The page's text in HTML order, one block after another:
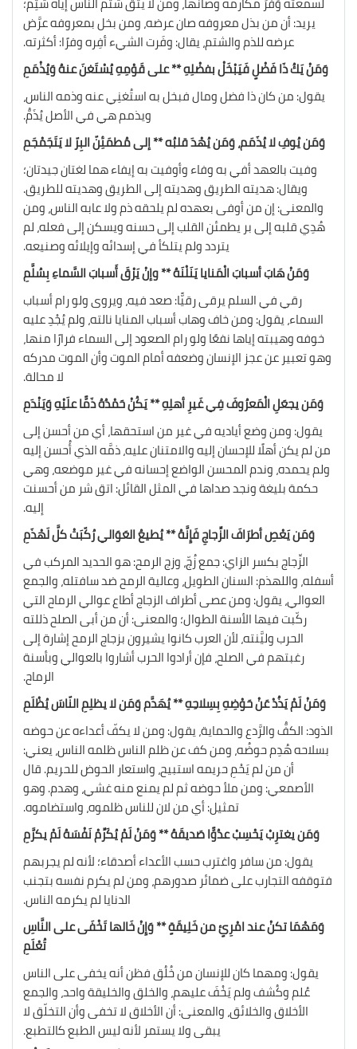
يريد: أن من بذل معروفه صان عرضه، ومن بخل بمعروفه عرَّض
عرضه للذم والشتم، يقال: وفَرت الشيء أفِره وفرًا: أكثرته.
وَمَنْ يَكُ ذَا فَضْلٍ فَيَبْخَلْ بفضْلِهِ ** على قَوْمِهِ يُسْتَغنَ عنهُ وَيُذْمَمِ
يقول: من كان ذا فضل ومال فبخل به استُغنِي عنه وذمه الناس،
ويذمم هي في الأصل يُذَمُّ.
وَمَن يُوفِ لا يُذَمَم، وَمَن يُهْدَ قلبُه ** إلى مُطمَئِنّ البِرّ لا يَتَجَمْجَمِ
وفيت بالعهد أفي به وفاء وأوفيت به إيفاء هما لغتان جيدتان؛
ويقال: هديته الطريق وهديته إلى الطريق وهديته للطريق.
والمعنى: إن من أوفى بعهده لم يلحقه ذم ولا عابه الناس، ومن
هُدِي قلبه إلى بر يطمئن القلب إلى حسنه ويسكن إلى فعله، لم
يتردد ولم يتلكأ في إسدائه وإيلائه وصنيعه.
وَمَنْ هَابَ أسبابَ الْمَنايا يَنَلْنَهُ ** وإنْ يَرْقَ أَسبابَ السَّماءِ بِسُلَّمِ
رقي في السلم يرقى رقيًّا: صعد فيه، ويروى ولو رام أسباب
السماء، يقول: ومن خاف وهاب أسباب المنايا نالته، ولم يُجْدِ عليه
خوفه وهيبته إياها نفعًا ولو رام الصعود إلى السماء فرارًا منها،
وهو تعبير عن عجز الإنسان وضعفه أمام الموت وأن الموت مدركه
لا محالة.
وَمَن يجعَلِ الْمَعرُوفَ فِي غَيرِ أهلِهِ ** يَكُنْ حَمْدُهُ ذَمًّا علَيْهِ وَيَنْدَمِ
يقول: ومن وضع أياديه في غير من استحقها، أي من أحسن إلى
من لم يكن أهلًا للإحسان إليه والامتنان عليه، ذمَّه الذي أُحسن إليه
ولم يحمده، وندم المحسن الواضع إحسانه في غير موضعه، وهي
حكمة بليغة ونجد صداها في المثل القائل: اتق شر من أحسنت
إليه.
وَمَن يَعْصِ أطرَافَ الزِّجاجِ فَإِنَّهُ ** يُطيعُ العَوَالي رُكّبَتْ كلَّ لَهْذَمِ
الزِّجاج بكسر الزاي: جمع زُجّ، وزج الرمح: هو الحديد المركب في
أسفله، واللهذم: السنان الطويل، وعالية الرمح ضد سافتله، والجمع
العوالي، يقول: ومن عصى أطراف الزجاج أطاع عوالي الرماح التي
ركّبت فيها الأسنة الطوال؛ والمعنى: أن من أبى الصلح ذللته
الحرب وليَّنته، لأن العرب كانوا يشيرون بزجاج الرمح إشارة إلى
رغبتهم في الصلح، فإن أرادوا الحرب أشاروا بالعوالي وبأسنة
الرماح.
وَمَنْ لَمْ يَذُدْ عَنْ حَوْضِهِ بِسِلاحِهِ ** يُهَدَّم وَمَن لا يظلِمِ النّاسَ يُظْلَمِ
الذود: الكفُّ والرَّدع والحماية، يقول: ومن لا يكفّ أعداءه عن حوضه
بسلاحه هُدِم حوضُه، ومن كف عن ظلم الناس ظلمه الناس، يعني:
أن من لم يَحْمِ حريمه استبيح، واستعار الحوض للحريم. قال
الأصمعي: ومن ملأ حوضه ثم لم يمنع منه غشي، وهدم. وهو
تمثيل: أي من لان للناس ظلموه، واستضاموه.
وَمَن يغترِبْ يَحْسِبْ عدُوًّا صَديقَهُ ** وَمَنْ لَمْ يُكَرِّمْ نَفْسَهُ لَمْ يكرَّمِ
يقول: من سافر واغترب حسب الأعداء أصدقاء؛ لأنه لم يجربهم
فتوقفه التجارب على ضمائر صدورهم، ومن لم يكرم نفسه بتجنب
الدنايا لم يكرمه الناس.
وَمَهْمَا تكنْ عند امْرِئٍ من خَلِيقَةٍ ** وَإِنْ خَالها تَخْفَى على النَّاسِ
تُعْلَمِ
يقول: ومهما كان للإنسان من خُلُق فظن أنه يخفى على الناس
عُلم وكُشف ولم يَخْفَ عليهم، والخلق والخليقة واحد، والجمع
الأخلاق والخلائق، والمعنى: أن الأخلاق لا تخفى وأن التخلّق لا
يبقى ولا يستمر لأنه ليس الطبع كالتطبع.